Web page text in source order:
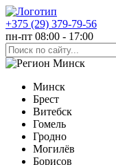
+375 (29) 379-79-56
пн-пт 08:00 - 17:00
Минск
Минск
Брест
Витебск
Гомель
Гродно
Могилёв
Борисов